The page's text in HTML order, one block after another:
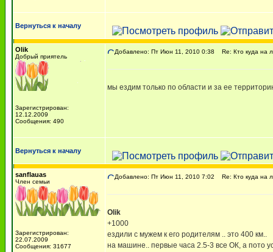
Вернуться к началу
Olik
Добрый приятель
Зарегистрирован:
12.12.2009
Сообщения: 490
Добавлено: Пт Июн 11, 2010 0:38 Re: Кто куда на
мы ездим только по области и за ее
Вернуться к началу
sanflauas
Член семьи
Зарегистрирован:
22.07.2009
Сообщения: 31677
Добавлено: Пт Июн 11, 2010 7:02 Re: Кто куда на
Olik
+1000
ездили с мужем к его родителям .. это 400 км..
на машине.. первые часа 2.5-3 все ОК, а пото